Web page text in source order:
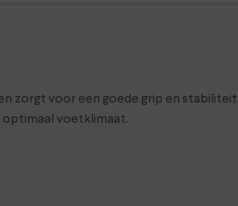
zorgt voor een goede grip en
optimaal voetklimaat.